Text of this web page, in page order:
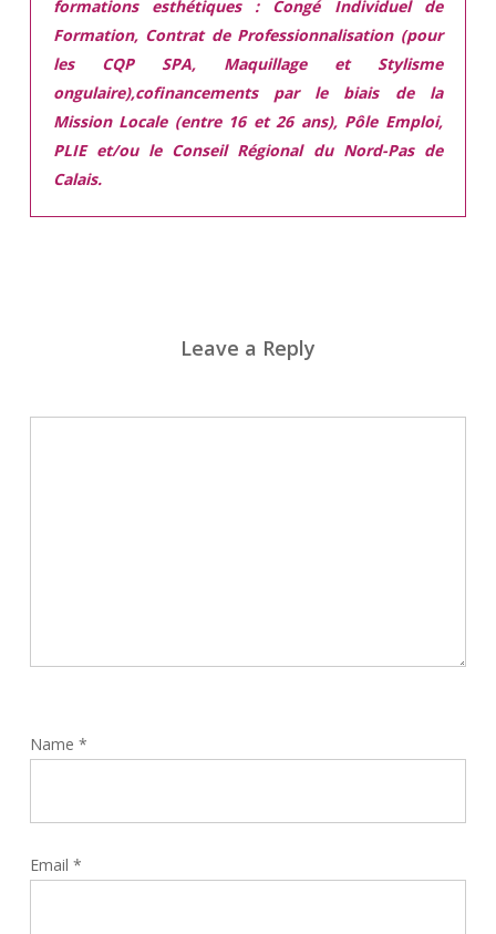
formations esthétiques :Congé Individuel de
Formation, Contrat de Professionnalisation (pour
les CQP SPA, Maquillage et Stylisme
ongulaire),cofinancements par le biais de la
Mission Locale (entre 16 et 26 ans), Pôle Emploi,
PLIE et/ou le Conseil Régional du Nord-Pas de
Calais.
Leave a Reply
Name *
Email *